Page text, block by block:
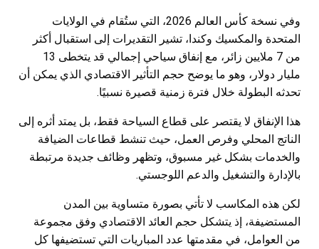
وفي نسخة كأس العالم 2026، التي ستُقام في الولايات
المتحدة والمكسيك وكندا، تشير التقديرات إلى استقبال أكثر
من 7 ملايين زائر، مع إنفاق سياحي إجمالي قد يتخطى 13
مليار دولار، وهو ما يوضح حجم التأثير الاقتصادي الذي يمكن أن
تحدثه البطولة خلال فترة زمنية قصيرة نسبيًا.
هذا الإنفاق لا يقتصر على قطاع السياحة فقط، بل يمتد أثره إلى
الناتج المحلي وفرص العمل، حيث تنشط قطاعات الضيافة
والخدمات بشكل غير مسبوق، وتظهر وظائف جديدة مرتبطة
بالإدارة والتشغيل والدعم اللوجستي.
لكن هذه المكاسب لا تأتي بصورة متساوية بين المدن
المستضيفة، إذ يتشكل حجم العائد الاقتصادي وفق مجموعة
من العوامل، في مقدمتها عدد المباريات التي تستضيفها كل